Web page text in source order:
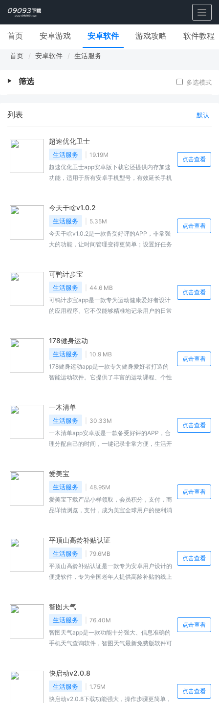
首页 安卓游戏 安卓软件 游戏攻略 软件教程
首页 安卓软件 生活服务
筛选 多选模式
列表 默认
超速优化卫士
生活服务
19.19M
超速优化卫士app安卓版下载它还提供内存加速
功能，适用于所有安卓手机型号，有效延长手机
一键加速功能，时刻在线进行优化，从而释放手
机内存，支持一键操作和多种清理功能。喜欢的
用户不妨来本站来下载体验！
点击查看
今天干啥v1.0.2
生活服务
5.35M
今天干啥v1.0.2是一款备受好评的APP，非常强
大的功能，让时间管理变得更简单；设置好任务
工作都可以使用这款平台哦，还是很不错的，不
需要迷茫，时刻提醒自己今天做了哪些事情，到
时提前提醒，就来本站下载安装吧。
点击查看
可鸭计步宝
生活服务
44.6 MB
可鸭计步宝app是一款专为运动健康爱好者设计
的应用程序。它不仅能够精准地记录用户的日常
功能和准确的数据记录而受到广泛好评。可鸭计
步宝app支持将运动数据分享到社交平台，让用
户可以与朋友一起分享运动的乐趣，增加运动的
社交性和趣味性。感兴趣的小伙伴快来本站下载
点击查看
178健身运动
生活服务
10.9 MB
178健身运动app是一款专为健身爱好者打造的
智能运动软件。它提供了丰富的运动课程、个性
用户可以随时随地进行健身锻炼，享受健康生
活。178健身运动app还拥有一个活跃的社区，
用户可以在这里分享自己的健身经验，互相鼓励
和支持。感兴趣的小伙伴快来本站下载吧。
点击查看
一木清单
生活服务
30.33M
一木清单app安卓版是一款备受好评的APP，合
理分配自己的时间，一键记录非常方便，生活开
在这里记录生活中的大小事情和重要事件，并调
整自己的待办清单，大家不论是生活记账还是消
费清单工作事项等等都能在这里快速的记录下
来，让您的记录更加便捷，就来本站下载安装
点击查看
爱美宝
生活服务
48.95M
爱美宝下载产品小样领取，会员积分，支付，商
品详情浏览，支付，成为美宝全球用户的便利消
各种妆容。喜欢的用户不妨来本站来下载体验！
点击查看
平顶山高龄补贴认证
生活服务
79.6MB
平顶山高龄补贴认证是一款专为安卓用户设计的
便捷软件，专为全国老年人提供高龄补贴的线上
过智能手机即可完成申请和认证，省时省力，提
高了办事效率。
点击查看
智图天气
生活服务
76.40M
智图天气app是一款功能十分强大、信息准确的
手机天气查询软件，智图天气最新免费版软件可
当地的实时天气状况和未来几日的天气预报。智
图天气app还支持多城市天气同时查询，方便用
户随时了解亲友所在地的天气情况。
点击查看
快启动v2.0.8
生活服务
1.75M
快启动v2.0.8下载功能强大，操作步骤更简单，
点击查看